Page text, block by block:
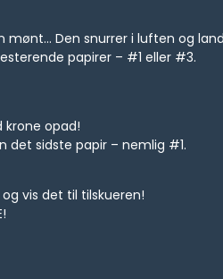
Den snurrer i luften og
papirer – #1 eller #3.
krone opad!
sidste papir – nemlig #1.
vis det til tilskueren!